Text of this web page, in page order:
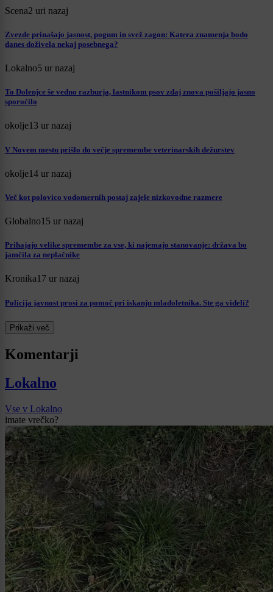
Scena2 uri nazaj
Zvezde prinašajo jasnost, pogum in svež zagon: Katera znamenja bodo
danes doživela nekaj posebnega?
Lokalno5 ur nazaj
To Dolenjce še vedno razburja, lastnikom psov zdaj znova pošiljajo jasno
sporočilo
okolje13 ur nazaj
V Novem mestu prišlo do večje spremembe veterinarskih dežurstev
okolje14 ur nazaj
Več kot polovico vodomernih postaj zajele nizkovodne razmere
Globalno15 ur nazaj
Prihajajo velike spremembe za vse, ki najemajo stanovanje: država bo
jamčila za neplačnike
Kronika17 ur nazaj
Policija javnost prosi za pomoč pri iskanju mladoletnika. Ste ga videli?
Prikaži več
Komentarji
Lokalno
Vse v Lokalno
imate vrečko?